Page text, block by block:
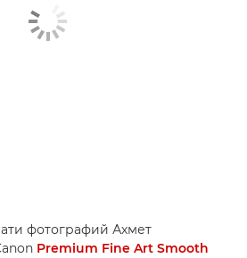
фотографий Ахмет
Premium Fine Art Smooth